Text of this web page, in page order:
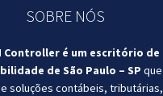
SOBRE NÓS
Controller é um escritório de
de São Paulo – SP que
soluções contábeis, tributárias,